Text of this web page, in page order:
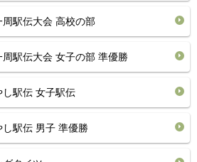
駅伝大会 高校の部
駅伝大会 女子の部 準優勝
駅伝 女子駅伝
駅伝 男子 準優勝